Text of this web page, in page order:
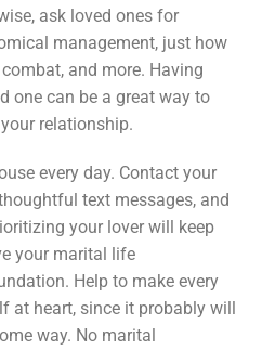
ask loved ones for
management, just how
and more. Having
one can be a great way to
relationship.
every day. Contact your
text messages, and
your lover will keep
your marital life
Help to make every
heart, since it probably will
way. No marital